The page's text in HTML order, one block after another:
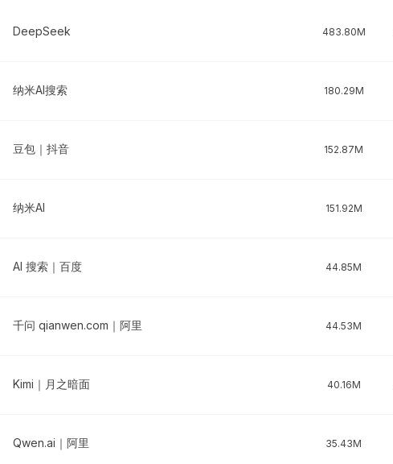
DeepSeek 483.80M
纳米AI搜索 180.29M
豆包｜抖音 152.87M
纳米AI 151.92M
AI 搜索｜百度 44.85M
千问 qianwen.com｜阿里 44.53M
Kimi｜月之暗面 40.16M
Qwen.ai｜阿里 35.43M